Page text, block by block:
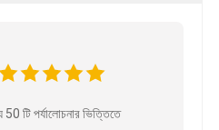
টি পর্যালোচনার ভিত্তিতে